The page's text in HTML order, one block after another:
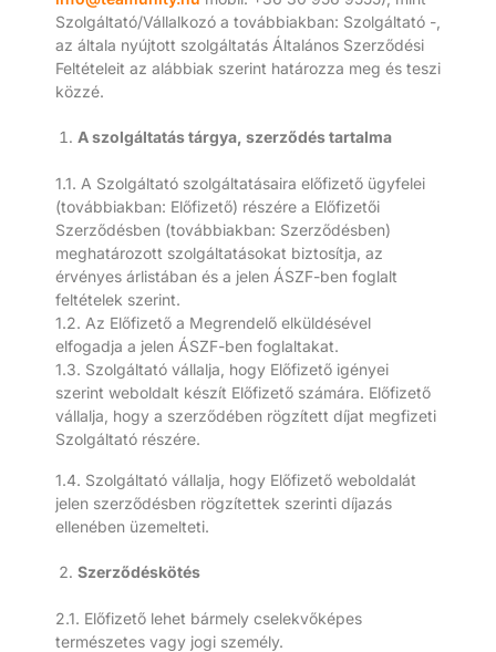
Szolgáltató/Vállalkozó a továbbiakban: Szolgáltató -,
az általa nyújtott szolgáltatás Általános Szerződési
Feltételeit az alábbiak szerint határozza meg és teszi
közzé.
A szolgáltatás tárgya, szerződés tartalma
1.1. A Szolgáltató szolgáltatásaira előfizető ügyfelei
(továbbiakban: Előfizető) részére a Előfizetői
Szerződésben (továbbiakban: Szerződésben)
meghatározott szolgáltatásokat biztosítja, az
érvényes árlistában és a jelen ÁSZF-ben foglalt
feltételek szerint.
1.2. Az Előfizető a Megrendelő elküldésével
elfogadja a jelen ÁSZF-ben foglaltakat.
1.3. Szolgáltató vállalja, hogy Előfizető igényei
szerint weboldalt készít Előfizető számára. Előfizető
vállalja, hogy a szerződében rögzített díjat megfizeti
Szolgáltató részére.
1.4. Szolgáltató vállalja, hogy Előfizető weboldalát
jelen szerződésben rögzítettek szerinti díjazás
ellenében üzemelteti.
Szerződéskötés
2.1. Előfizető lehet bármely cselekvőképes
természetes vagy jogi személy.